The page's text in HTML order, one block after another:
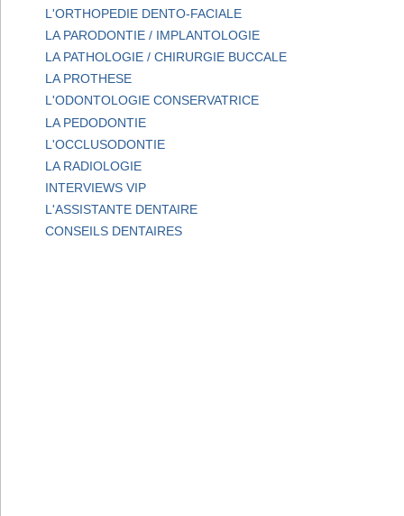
L'ORTHOPEDIE DENTO-FACIALE
LA PARODONTIE / IMPLANTOLOGIE
LA PATHOLOGIE / CHIRURGIE BUCCALE
LA PROTHESE
L'ODONTOLOGIE CONSERVATRICE
LA PEDODONTIE
L'OCCLUSODONTIE
LA RADIOLOGIE
INTERVIEWS VIP
L'ASSISTANTE DENTAIRE
CONSEILS DENTAIRES